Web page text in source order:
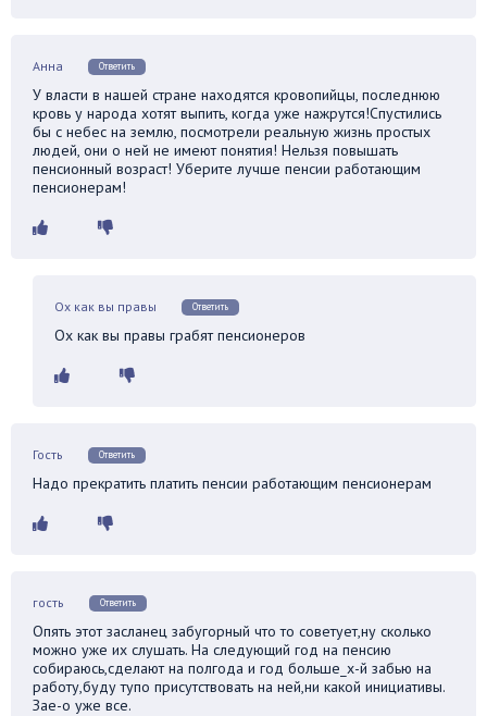
Анна Ответить
У власти в нашей стране находятся кровопийцы, последнюю
кровь у народа хотят выпить, когда уже нажрутся!Спустились
бы с небес на землю, посмотрели реальную жизнь простых
людей, они о ней не имеют понятия! Нельзя повышать
пенсионный возраст! Уберите лучше пенсии работающим
пенсионерам!
Ох как вы правы Ответить
Ох как вы правы грабят пенсионеров
Гость Ответить
Надо прекратить платить пенсии работающим пенсионерам
гость Ответить
Опять этот засланец забугорный что то советует,ну сколько
можно уже их слушать. На следующий год на пенсию
собираюсь,сделают на полгода и год больше_х-й забью на
работу,буду тупо присутствовать на ней,ни какой инициативы.
Зае-о уже все.